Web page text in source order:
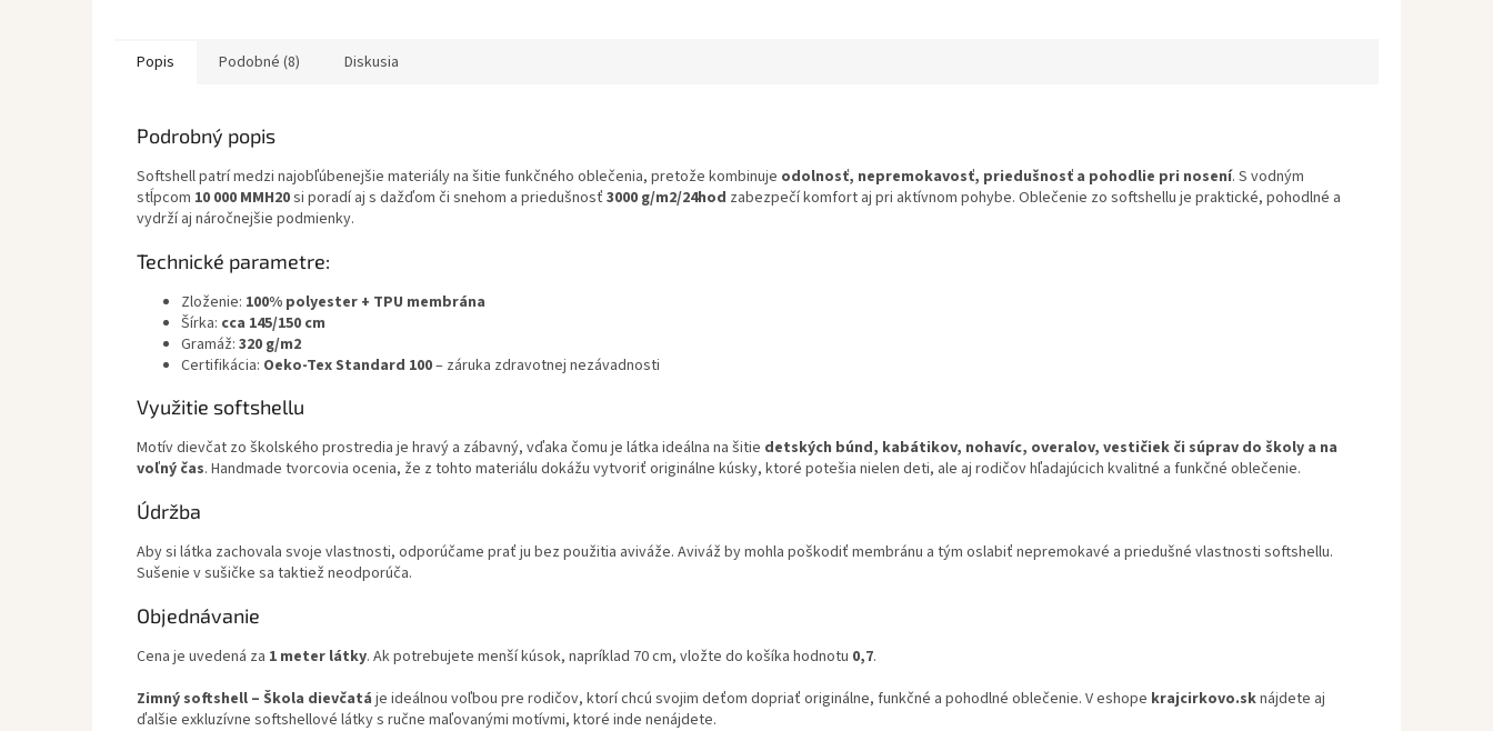
Popis Podobné (8) Diskusia
Podrobný popis
Softshell patrí medzi najobľúbenejšie materiály na šitie funkčného oblečenia, pretože kombinuje odolnosť, nepremokavosť, priedušnosť a pohodlie pri nosení. S vodným
stĺpcom 10 000 MMH20si poradí aj s dažďom či snehom a priedušnosť 3000 g/m2/24hod zabezpečí komfort aj pri aktívnom pohybe. Oblečenie zo softshellu je praktické, pohodlné a
vydrží aj náročnejšie podmienky.
Technické parametre:
Zloženie: 100% polyester + TPU membrána
Šírka: cca 145/150 cm
Gramáž: 320 g/m2
Certifikácia: Oeko-Tex Standard 100– záruka zdravotnej nezávadnosti
Využitie softshellu
Motív dievčat zo školského prostredia je hravý a zábavný, vďaka čomu je látka ideálna na šitie detských búnd, kabátikov, nohavíc, overalov, vestičiek či súprav do školy a na
voľný čas. Handmade tvorcovia ocenia, že z tohto materiálu dokážu vytvoriť originálne kúsky, ktoré potešia nielen deti, ale aj rodičov hľadajúcich kvalitné a funkčné oblečenie.
Údržba
Aby si látka zachovala svoje vlastnosti, odporúčame prať ju bez použitia aviváže. Aviváž by mohla poškodiť membránu a tým oslabiť nepremokavé a priedušné vlastnosti softshellu.
Sušenie v sušičke sa taktiež neodporúča.
Objednávanie
Cena je uvedená za 1 meter látky. Ak potrebujete menší kúsok, napríklad 70 cm, vložte do košíka hodnotu 0,7.
Zimný softshell – Škola dievčatá je ideálnou voľbou pre rodičov, ktorí chcú svojim deťom dopriať originálne, funkčné a pohodlné oblečenie. V eshope krajcirkovo.sknájdete aj
ďalšie exkluzívne softshellové látky s ručne maľovanými motívmi, ktoré inde nenájdete.